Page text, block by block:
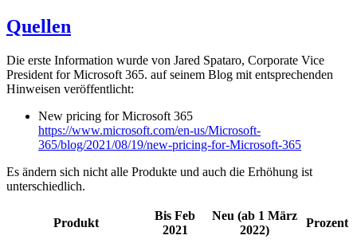
Quellen
Die erste Information wurde von Jared Spataro, Corporate Vice
President for Microsoft 365. auf seinem Blog mit entsprechenden
Hinweisen veröffentlicht:
New pricing for Microsoft 365
https://www.microsoft.com/en-us/Microsoft-
365/blog/2021/08/19/new-pricing-for-Microsoft-365
Es ändern sich nicht alle Produkte und auch die Erhöhung ist
unterschiedlich.
Produkt
Bis Feb
2021
Neu (ab 1 März
2022)
Prozent